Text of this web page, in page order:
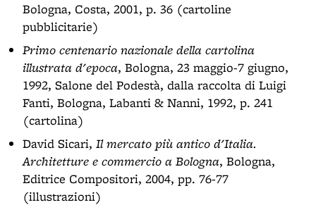
Bologna, Costa, 2001, p. 36 (cartoline
pubblicitarie)
Primo centenario nazionale della cartolina
illustrata d'epoca, Bologna, 23 maggio-7 giugno,
1992, Salone del Podestà, dalla raccolta di Luigi
Fanti, Bologna, Labanti & Nanni, 1992, p. 241
(cartolina)
David Sicari, Il mercato più antico d'Italia.
Architetture e commercio a Bologna, Bologna,
Editrice Compositori, 2004, pp. 76-77
(illustrazioni)